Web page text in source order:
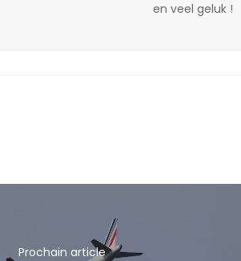
en veel geluk !
Prochain article